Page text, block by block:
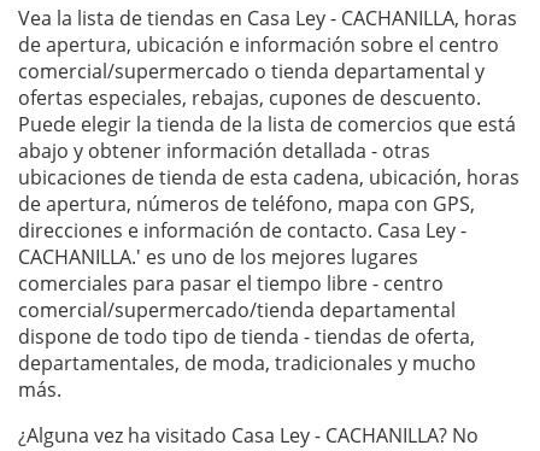
Vea la lista de tiendas en Casa Ley - CACHANILLA, horas
de apertura, ubicación e información sobre el centro
comercial/supermercado o tienda departamental y
ofertas especiales, rebajas, cupones de descuento.
Puede elegir la tienda de la lista de comercios que está
abajo y obtener información detallada - otras
ubicaciones de tienda de esta cadena, ubicación, horas
de apertura, números de teléfono, mapa con GPS,
direcciones e información de contacto. Casa Ley -
CACHANILLA.' es uno de los mejores lugares
comerciales para pasar el tiempo libre - centro
comercial/supermercado/tienda departamental
dispone de todo tipo de tienda - tiendas de oferta,
departamentales, de moda, tradicionales y mucho
más.
¿Alguna vez ha visitado Casa Ley - CACHANILLA? No